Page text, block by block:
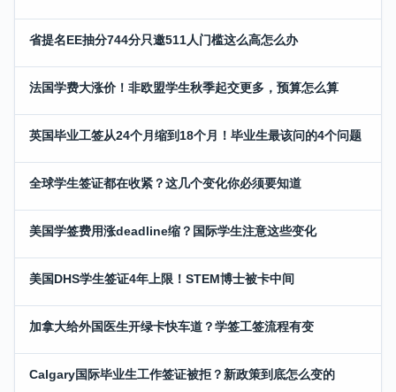
省提名EE抽分744分只邀511人门槛这么高怎么办
法国学费大涨价！非欧盟学生秋季起交更多，预算怎么算
英国毕业工签从24个月缩到18个月！毕业生最该问的4个问题
全球学生签证都在收紧？这几个变化你必须要知道
美国学签费用涨deadline缩？国际学生注意这些变化
美国DHS学生签证4年上限！STEM博士被卡中间
加拿大给外国医生开绿卡快车道？学签工签流程有变
Calgary国际毕业生工作签证被拒？新政策到底怎么变的